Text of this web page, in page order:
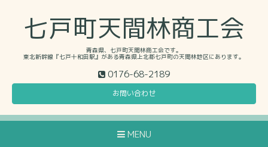
七戸町天間林商工会
青森県、七戸町天間林商工会です。
東北新幹線『七戸十和田駅』がある青森県上北郡七戸町の天間林地区にあります。
0176-68-2189
お問い合わせ
MENU